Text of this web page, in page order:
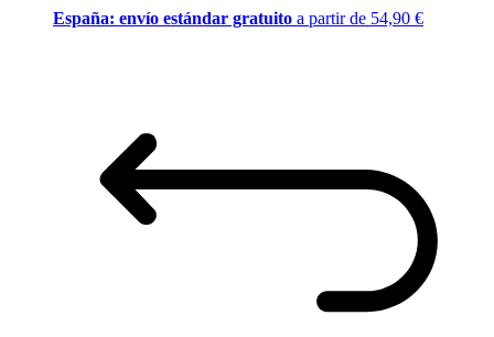
España: envío estándar gratuito a partir de 54,90 €